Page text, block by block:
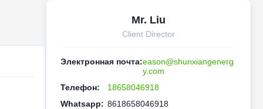
Mr. Liu
Client Director
Электронная почта:eason@shunxiangenerg
y.com
Телефон:
18658046918
Whatsapp: 8618658046918